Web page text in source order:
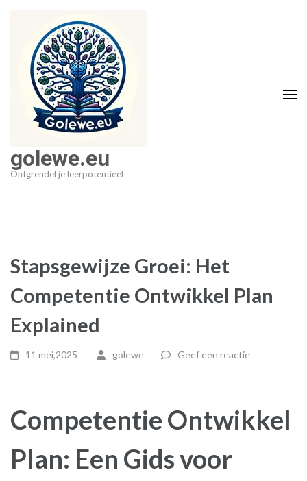
inhoud
golewe.eu
Ontgrendel je leerpotentieel
Stapsgewijze Groei: Het
Competentie Ontwikkel Plan
Explained
11 mei,2025 golewe Geef een reactie
Competentie Ontwikkel
Plan: Een Gids voor